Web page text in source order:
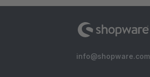
info@shopware.com